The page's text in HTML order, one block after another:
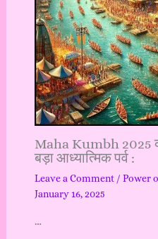
Maha Kumbh 2025
बड़ा आध्यात्मिक पर्व :
Leave a Comment / Power
January 16, 2025
…